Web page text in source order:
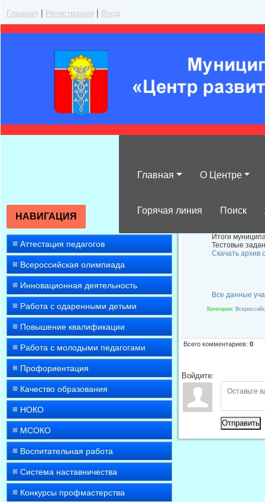
Главная | Регистрация | Вход
Главная О Центре
Горячая линия Поиск
НАВИГАЦИЯ
Аттестация педагогов
Всероссийская олимпиада
Инновационная деятельность
Работа с одаренными детьми
Повышение квалификации
Работа с молодыми педагогами
Профориентация
Качество образования
НОКО
МСОКО
Воспитательная работа
Система наставничества
Конкурсы профмастерства
Итоги
Тестовые
Скачать архив
Все данные
Категория:
Всего комментариев: 0
Войдите:
Отправить